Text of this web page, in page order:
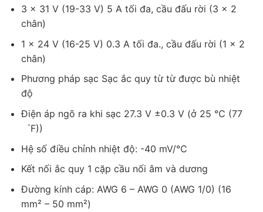
3 x 31 V (19-33 V) 5 A tối đa, cầu đấu rời (3 × 2
chân)
1 x 24 V (16-25 V) 0.3 A tối đa., cầu đấu rời (1 × 2
chân)
Phương pháp sạc Sạc ắc quy từ từ được bù nhiệt
độ
Điện áp ngõ ra khi sạc 27.3 V ±0.3 V (ở 25 ℃ (77
゜F))
Hệ số điều chỉnh nhiệt độ: -40 mV/℃
Kết nối ắc quy 1 cặp cầu nối âm và dương
Đường kính cáp: AWG 6 – AWG 0 (AWG 1/0) (16
mm² – 50 mm²)